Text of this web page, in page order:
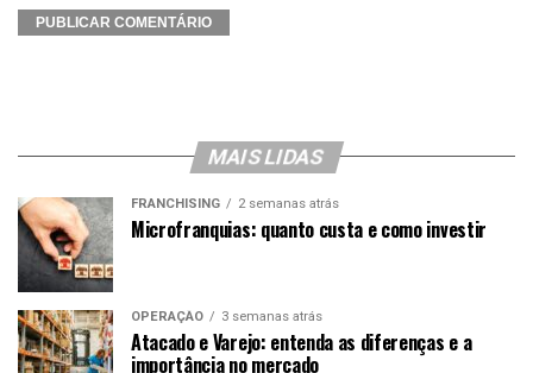
MAIS LIDAS
FRANCHISING 2 semanas atrás
Microfranquias: quanto custa e como investir
OPERAÇÃO 3 semanas atrás
Atacado e Varejo: entenda as diferenças e a
importância no mercado